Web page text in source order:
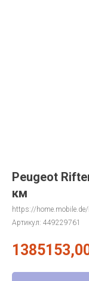
Peugeot
км
https://
Артикул: 449229761